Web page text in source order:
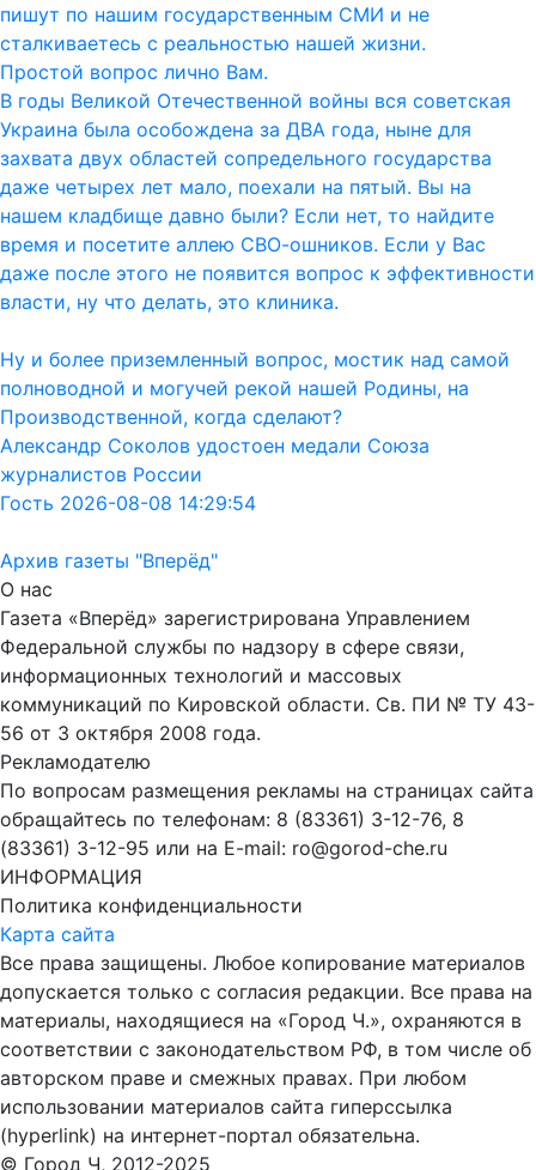
пишут по нашим государственным СМИ и не
сталкиваетесь с реальностью нашей жизни.
Простой вопрос лично Вам.
В годы Великой Отечественной войны вся советская
Украина была особождена за ДВА года, ныне для
захвата двух областей сопредельного государства
даже четырех лет мало, поехали на пятый. Вы на
нашем кладбище давно были? Если нет, то найдите
время и посетите аллею СВО-ошников. Если у Вас
даже после этого не появится вопрос к эффективности
власти, ну что делать, это клиника.
Ну и более приземленный вопрос, мостик над самой
полноводной и могучей рекой нашей Родины, на
Производственной, когда сделают?
Александр Соколов удостоен медали Союза
журналистов России
Гость 2026-08-08 14:29:54
Архив газеты "Вперёд"
О нас
Газета «Вперёд» зарегистрирована Управлением
Федеральной службы по надзору в сфере связи,
информационных технологий и массовых
коммуникаций по Кировской области. Св. ПИ № ТУ 43-
56 от 3 октября 2008 года.
Рекламодателю
По вопросам размещения рекламы на страницах сайта
обращайтесь по телефонам: 8 (83361) 3-12-76, 8
(83361) 3-12-95 или на E-mail: ro@gorod-che.ru
ИНФОРМАЦИЯ
Политика конфиденциальности
Карта сайта
Все права защищены. Любое копирование материалов
допускается только с согласия редакции. Все права на
материалы, находящиеся на «Город Ч.», охраняются в
соответствии с законодательством РФ, в том числе об
авторском праве и смежных правах. При любом
использовании материалов сайта гиперссылка
(hyperlink) на интернет-портал обязательна.
© Город Ч, 2012-2025